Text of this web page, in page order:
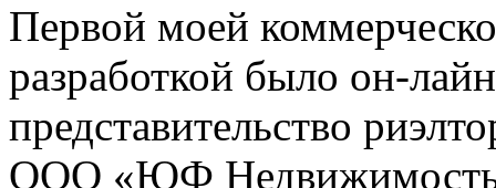
Первой моей
разработкой было он-
представительство
ООО «ЮФ